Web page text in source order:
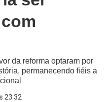
da reforma optaram por
permanecendo fiéis a
23:32